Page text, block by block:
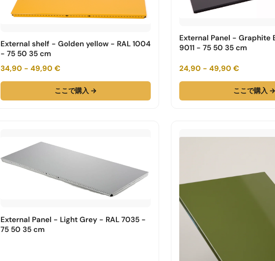
External shelf - Golden yellow - RAL 1004
- 75 50 35 cm
34,90 - 49,90 €
ここで購入 →
External Panel - Graphite
9011 - 75 50 35 cm
24,90 - 49,90 €
ここで購入 →
External Panel - Light Grey - RAL 7035 -
75 50 35 cm